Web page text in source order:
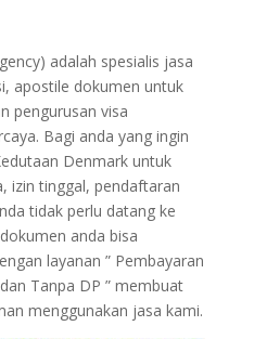
adalah spesialis jasa
apostile dokumen untuk
pengurusan visa
Bagi anda yang ingin
Denmark untuk
izin tinggal, pendaftaran
tidak perlu datang ke
anda bisa
layanan ” Pembayaran
Tanpa DP ” membuat
menggunakan jasa kami.